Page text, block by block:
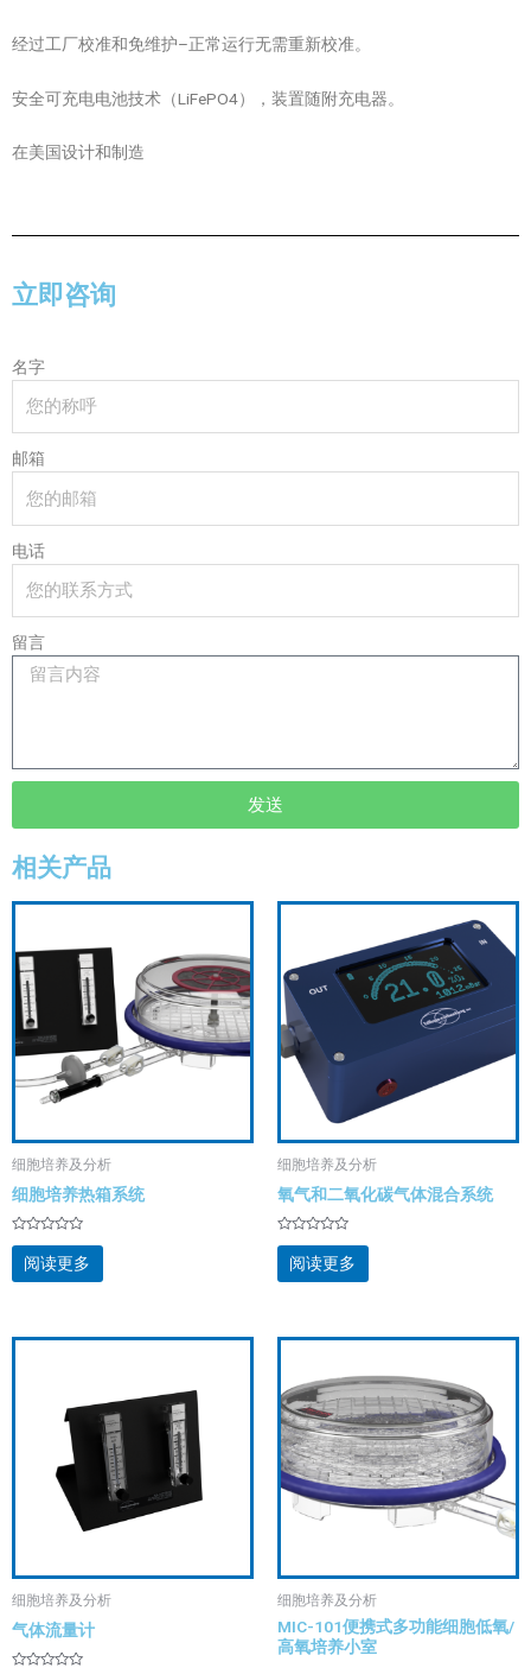
经过工厂校准和免维护–正常运行无需重新校准。
安全可充电电池技术（LiFePO4），装置随附充电器。
在美国设计和制造
立即咨询
名字
邮箱
电话
留言
发送
相关产品
细胞培养及分析
细胞培养热箱系统
评
分
&sol;
阅读更多
细胞培养及分析
氧气和二氧化碳气体混合系统
评
分
&sol;
阅读更多
细胞培养及分析
气体流量计
细胞培养及分析
MIC-101便携式多功能细胞低氧/
高氧培养小室